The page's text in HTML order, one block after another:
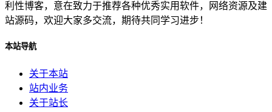
利性博客，意在致力于推荐各种优秀实用软件，网络资源及建
站源码，欢迎大家多交流，期待共同学习进步！
本站导航
关于本站
站内业务
关于站长